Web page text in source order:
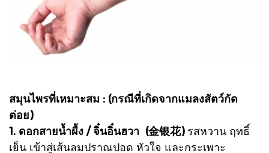
สมุนไพรที่เหมาะสม : (กรณีที่เกิดจากแมลงสัตว์กัด
ต่อย)
1. ดอกสายน้ำผื้ง / จิ๋นอิ๋นฮวา (金银花) รสหวาน ฤทธิ์
เย็น เข้าสู่เส้นลมปราณปอด หัวใจ และกระเพาะ